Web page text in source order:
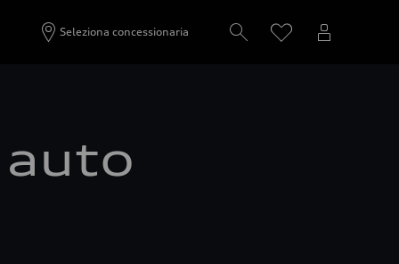
Seleziona concessionaria